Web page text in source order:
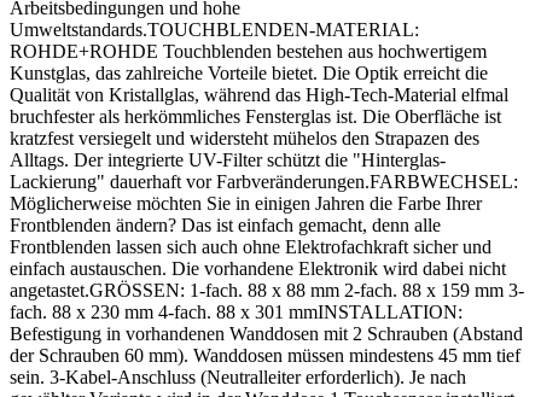
Arbeitsbedingungen und hohe
Umweltstandards.TOUCHBLENDEN-MATERIAL:
ROHDE+ROHDE Touchblenden bestehen aus hochwertigem
Kunstglas, das zahlreiche Vorteile bietet. Die Optik erreicht die
Qualität von Kristallglas, während das High-Tech-Material elfmal
bruchfester als herkömmliches Fensterglas ist. Die Oberfläche ist
kratzfest versiegelt und widersteht mühelos den Strapazen des
Alltags. Der integrierte UV-Filter schützt die "Hinterglas-
Lackierung" dauerhaft vor Farbveränderungen.FARBWECHSEL:
Möglicherweise möchten Sie in einigen Jahren die Farbe Ihrer
Frontblenden ändern? Das ist einfach gemacht, denn alle
Frontblenden lassen sich auch ohne Elektrofachkraft sicher und
einfach austauschen. Die vorhandene Elektronik wird dabei nicht
angetastet.GRÖSSEN: 1-fach. 88 x 88 mm 2-fach. 88 x 159 mm 3-
fach. 88 x 230 mm 4-fach. 88 x 301 mmINSTALLATION:
Befestigung in vorhandenen Wanddosen mit 2 Schrauben (Abstand
der Schrauben 60 mm). Wanddosen müssen mindestens 45 mm tief
sein. 3-Kabel-Anschluss (Neutralleiter erforderlich). Je nach